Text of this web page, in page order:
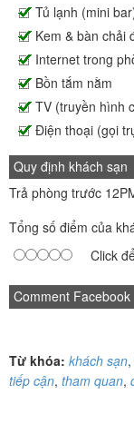
Tủ lạnh (mini
Kem & bàn chải
Internet trong
Bồn tắm nằm
TV (truyền hình
Điện thoại (gọi
Quy định khách sạn
Trả phòng trước
Tổng số điểm của
Click
Comment Facebook
Từ khóa: khách sạn,
tiếp cận, tham quan,